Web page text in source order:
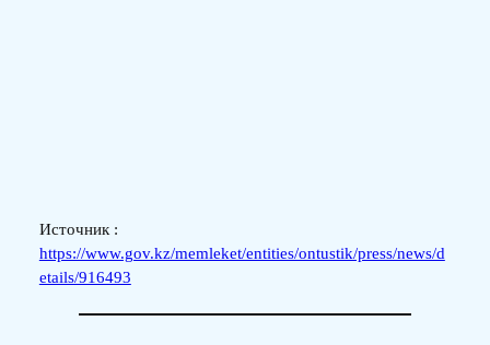
Источник :
https://www.gov.kz/memleket/entities/ontustik/press/news/d
etails/916493